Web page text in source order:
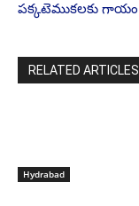
ప‌క్క‌టెముక‌లకు గాయం
RELATED ARTICLES
Hydrabad